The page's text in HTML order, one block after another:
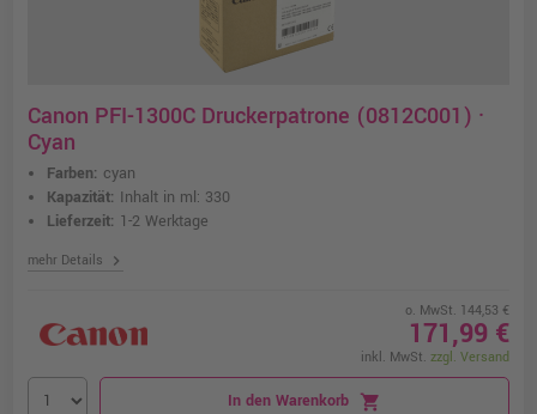
Canon PFI-1300C Druckerpatrone (0812C001) ·
Cyan
Farben: cyan
Kapazität: Inhalt in ml: 330
Lieferzeit: 1-2 Werktage
mehr Details chevron_right
o. MwSt. 144,53 €
171,99 €
inkl. MwSt. zzgl. Versand
In den Warenkorb shopping_cart